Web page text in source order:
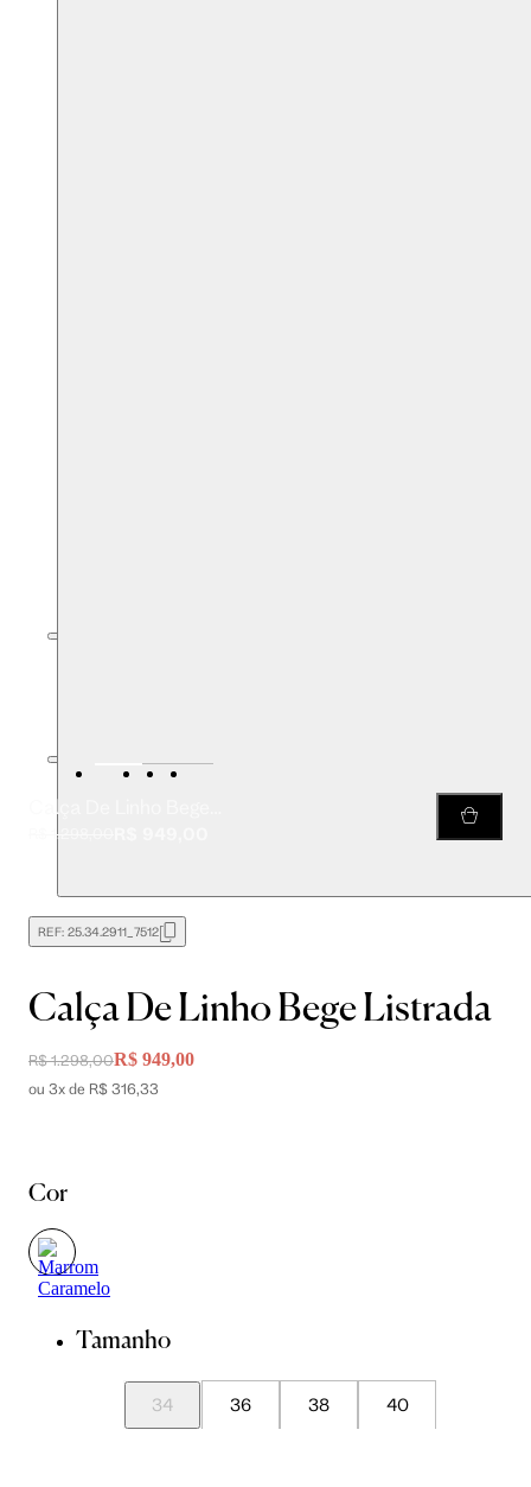
R$ 1.298,00
REF: 25.34.2911_7512
Calça De Linho Bege Listrada
R$ 1.298,00R$ 949,00
ou 3x de R$ 316,33
Cor
Tamanho
34 36 38 40